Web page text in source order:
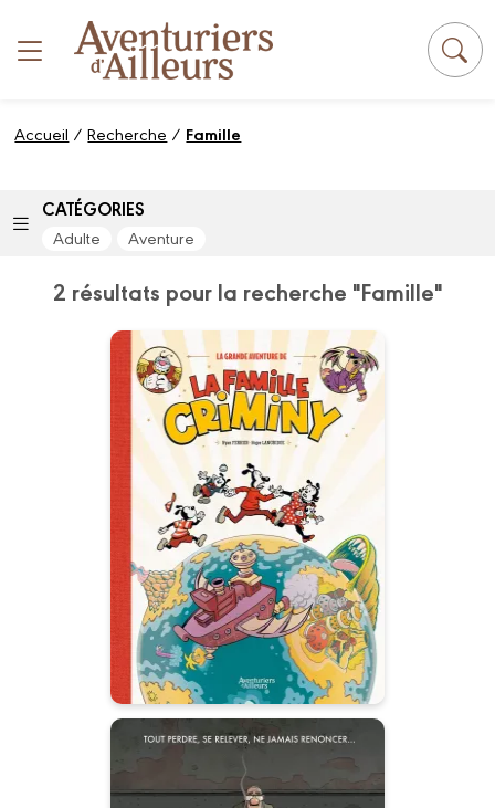
Accueil /Recherche / Famille
CATÉGORIES
Adulte Aventure
2 résultats pour la recherche "Famille"
La Grande
aventure de la
famille Criminy
Date de parution :
07/01/2026
Une aventure à 100 à l’heure
dans le style cartoons des
années 30 !
Panneau de gestion des cookies